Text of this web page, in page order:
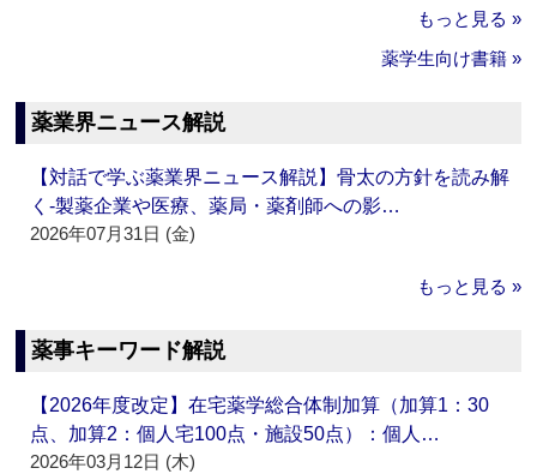
もっと見る »
薬学生向け書籍 »
薬業界ニュース解説
【対話で学ぶ薬業界ニュース解説】骨太の方針を読み解
く‐製薬企業や医療、薬局・薬剤師への影…
2026年07月31日 (金)
もっと見る »
薬事キーワード解説
【2026年度改定】在宅薬学総合体制加算（加算1：30
点、加算2：個人宅100点・施設50点）：個人…
2026年03月12日 (木)